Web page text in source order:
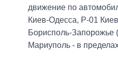
движение по
Киев-Одесса, Р-01
Борисполь-Запорожье
Мариуполь - в